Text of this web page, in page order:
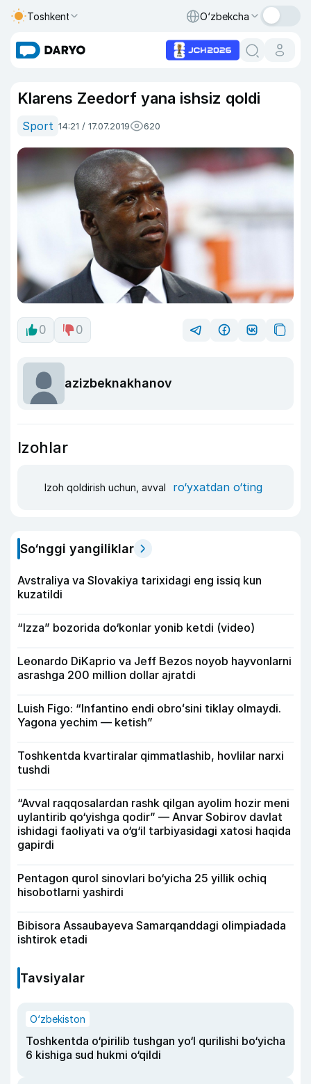
Toshkent O‘zbekcha
Klarens Zeedorf yana ishsiz qoldi
Sport 14:21 / 17.07.2019 620
0 0
azizbeknakhanov
Izohlar
Izoh qoldirish uchun, avval ro‘yxatdan o‘ting
So‘nggi yangiliklar
Avstraliya va Slovakiya tarixidagi eng issiq kun
kuzatildi
“Izza” bozorida do‘konlar yonib ketdi (video)
Leonardo DiKaprio va Jeff Bezos noyob hayvonlarni
asrashga 200 million dollar ajratdi
Luish Figo: “Infantino endi obroʻsini tiklay olmaydi.
Yagona yechim — ketish”
Toshkentda kvartiralar qimmatlashib, hovlilar narxi
tushdi
“Avval raqqosalardan rashk qilgan ayolim hozir meni
uylantirib qo‘yishga qodir” — Anvar Sobirov davlat
ishidagi faoliyati va o‘g‘il tarbiyasidagi xatosi haqida
gapirdi
Pentagon qurol sinovlari bo‘yicha 25 yillik ochiq
hisobotlarni yashirdi
Bibisora Assaubayeva Samarqanddagi olimpiadada
ishtirok etadi
Tavsiyalar
O‘zbekiston
Toshkentda o‘pirilib tushgan yo‘l qurilishi bo‘yicha
6 kishiga sud hukmi o‘qildi